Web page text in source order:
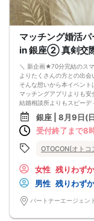
マッチング婚活
in 銀座② 真剣交
＼ 新企画★70分完結のス
よりたくさんの方との出会
そんな想いから本イベント
マッチングアプリよりも安
結婚相談所よりもスピーデ
さらに、今までのパーティ
この機会にぜひ、ご参加く
・受付
↓
・プロフィールカード記入
婚活に特化した、
・婚活パーティー開始
銀座 | 8月9日(
受付終了まで8
OTOCON(オトコ
女性 残りわずか
男性 残りわずか